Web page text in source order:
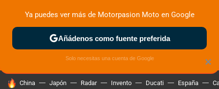
ZONA DE PRUEBAS DEPORTIVAS MOTOS ELÉCTRICAS
HOY SE HABLA DE
China Japón Radar Invento Ducati España
×
Ya puedes ver más de Motorpasion Moto en Google
Añádenos como fuente preferida
Solo necesitas una cuenta de Google